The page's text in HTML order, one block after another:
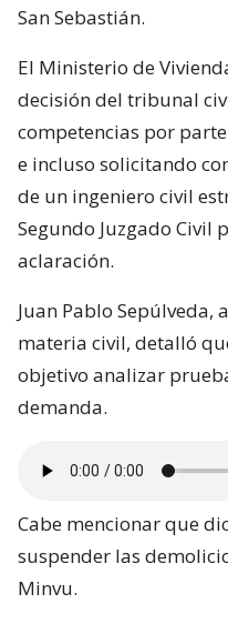
San Sebastián.
El Ministerio de
decisión del tribunal
competencias por
e incluso solicitando
de un ingeniero civil
Segundo Juzgado Civil
aclaración.
Juan Pablo Sepúlveda,
materia civil, detalló
objetivo analizar
demanda.
Cabe mencionar que
suspender las
Minvu.